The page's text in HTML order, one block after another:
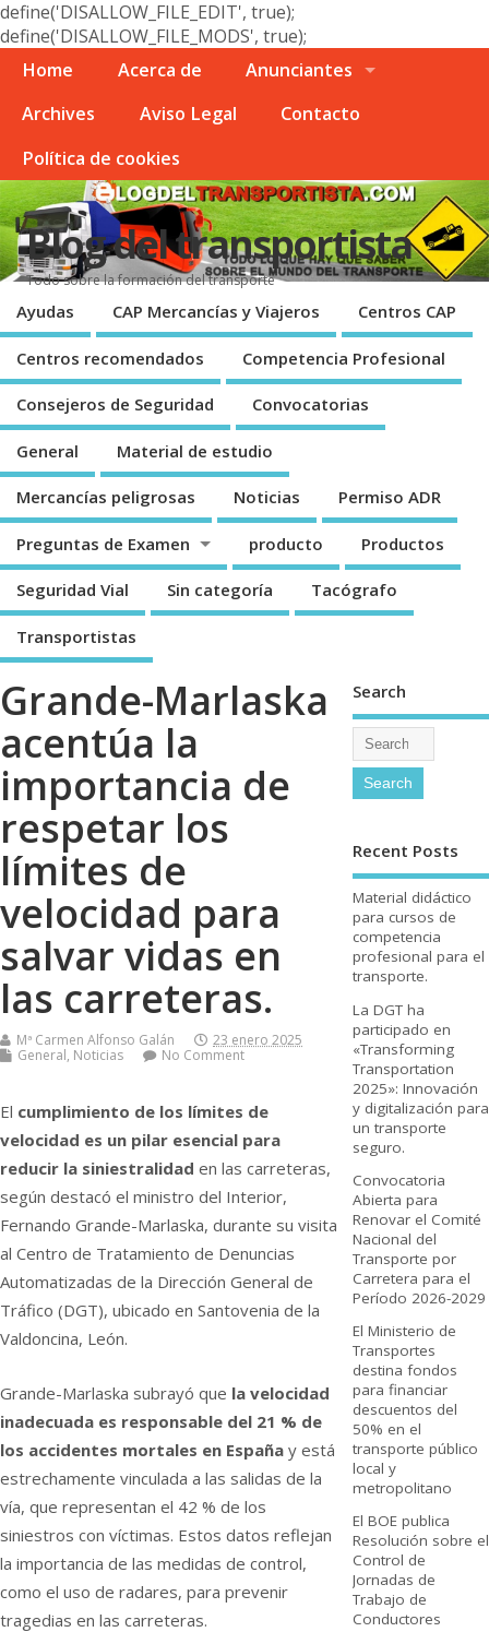
define('DISALLOW_FILE_EDIT', true);
define('DISALLOW_FILE_MODS', true);
Home
Acerca de
Anunciantes
Archives
Aviso Legal
Contacto
Polí­tica de cookies
Blog del transportista
Todo sobre la formación del transporte
Ayudas CAP Mercancí­as y Viajeros Centros CAP
Centros recomendados Competencia Profesional
Consejeros de Seguridad Convocatorias
General Material de estudio
Mercancí­as peligrosas Noticias Permiso ADR
Preguntas de Examen producto Productos
Seguridad Vial Sin categorí­a Tacógrafo
Transportistas
Grande-Marlaska
acentúa la
importancia de
respetar los
límites de
velocidad para
salvar vidas en
las carreteras.
Mª Carmen Alfonso Galán
23 enero 2025
General, Noticias No Comment
El cumplimiento de los límites de
velocidad es un pilar esencial para
reducir la siniestralidad en las carreteras,
según destacó el ministro del Interior,
Fernando Grande-Marlaska, durante su visita
al Centro de Tratamiento de Denuncias
Automatizadas de la Dirección General de
Tráfico (DGT), ubicado en Santovenia de la
Valdoncina, León.
Grande-Marlaska subrayó que la velocidad
inadecuada es responsable del 21 % de
los accidentes mortales en España y está
estrechamente vinculada a las salidas de la
vía, que representan el 42 % de los
siniestros con víctimas. Estos datos reflejan
la importancia de las medidas de control,
como el uso de radares, para prevenir
tragedias en las carreteras.
Search
Recent Posts
Material didáctico
para cursos de
competencia
profesional para el
transporte.
La DGT ha
participado en
«Transforming
Transportation
2025»: Innovación
y digitalización para
un transporte
seguro.
Convocatoria
Abierta para
Renovar el Comité
Nacional del
Transporte por
Carretera para el
Período 2026-2029
El Ministerio de
Transportes
destina fondos
para financiar
descuentos del
50% en el
transporte público
local y
metropolitano
El BOE publica
Resolución sobre el
Control de
Jornadas de
Trabajo de
Conductores